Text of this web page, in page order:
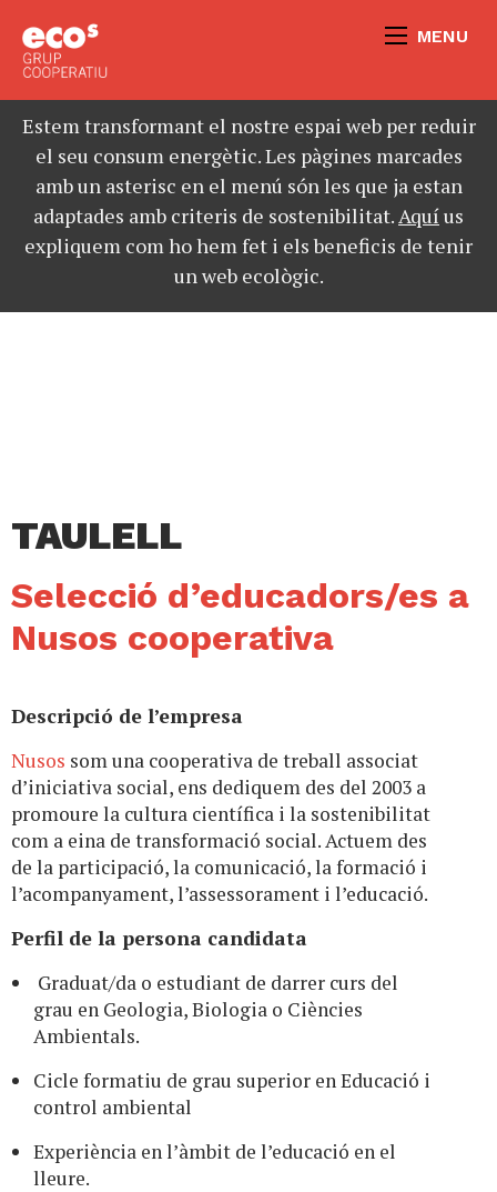
MENU
Estem transformant el nostre espai web per reduir
el seu consum energètic. Les pàgines marcades
amb un asterisc en el menú són les que ja estan
adaptades amb criteris de sostenibilitat.Aquíus
expliquem com ho hem fet i els beneficis de tenir
un web ecològic.
TAULELL
Selecció d’educadors/es a
Nusos cooperativa
Descripció de l’empresa
Nusos som una cooperativa de treball associat
d’iniciativa social, ens dediquem des del 2003 a
promoure la cultura científica i la sostenibilitat
com a eina de transformació social. Actuem des
de la participació, la comunicació, la formació i
l’acompanyament, l’assessorament i l’educació.
Perfil de la persona candidata
Graduat/da o estudiant de darrer curs del
grau en Geologia, Biologia o Ciències
Ambientals.
Cicle formatiu de grau superior en Educació i
control ambiental
Experiència en l’àmbit de l’educació en el
lleure.